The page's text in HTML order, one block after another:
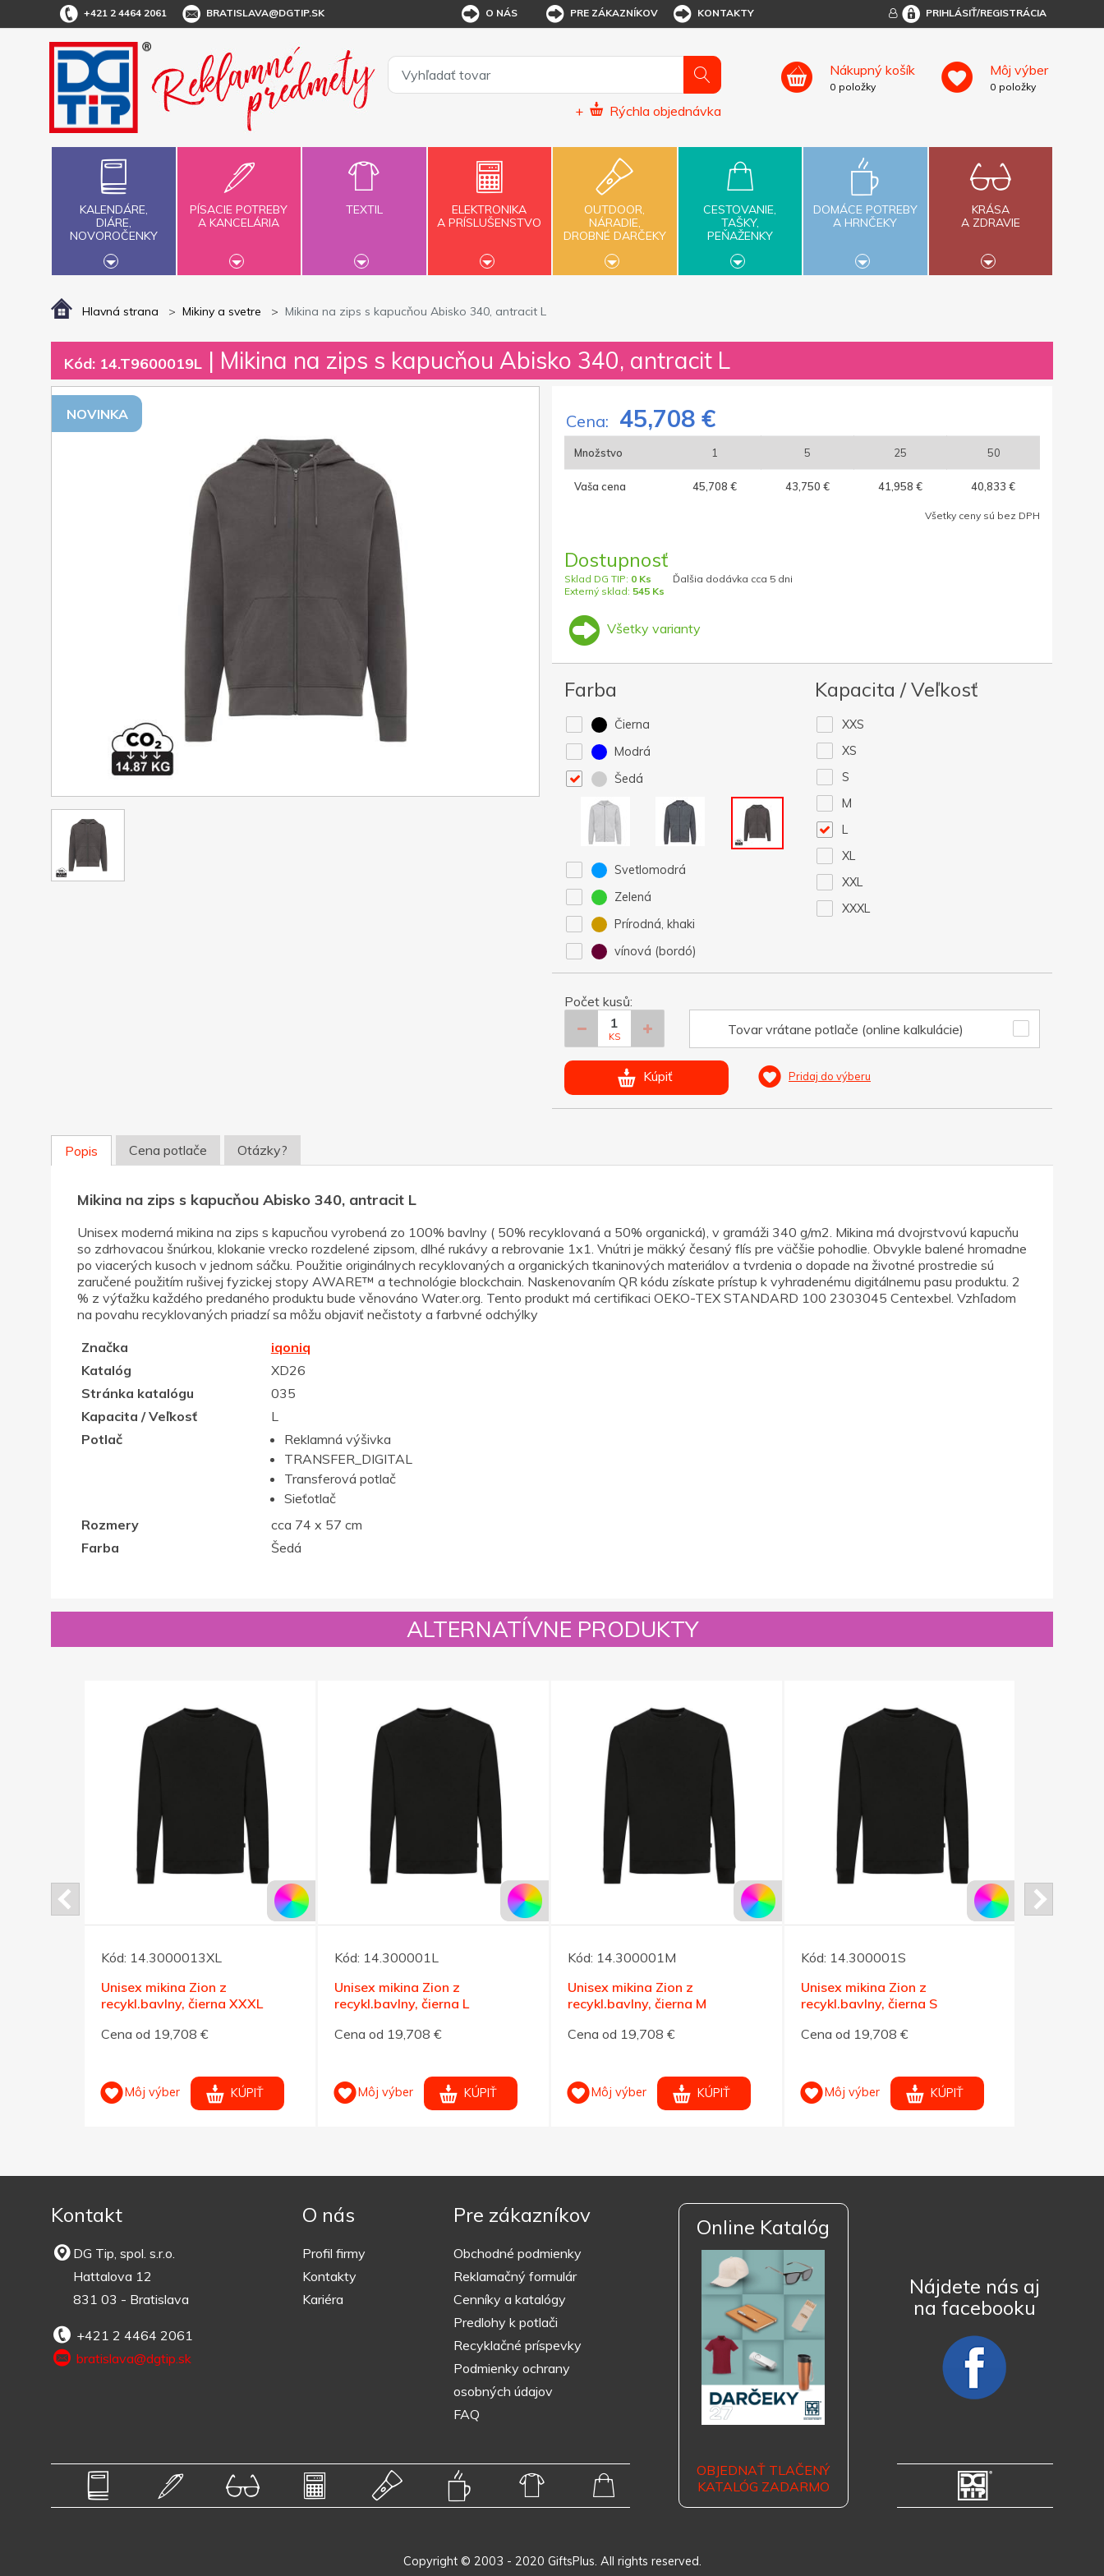
+421 2 4464 2061 BRATISLAVA@DGTIP.SK O NÁS PRE ZÁKAZNÍKOV KONTAKTY PRIHLÁSIŤ/REGISTRÁCIA
+ Rýchla objednávka
Nákupný košík
0 položky
Môj výber
0 položky
KALENDÁRE,
DIÁRE,
NOVOROČENKY
PÍSACIE POTREBY
A KANCELÁRIA
TEXTIL
ELEKTRONIKA
A PRÍSLUŠENSTVO
OUTDOOR,
NÁRADIE,
DROBNÉ DARČEKY
CESTOVANIE,
TAŠKY,
PEŇAŽENKY
DOMÁCE POTREBY
A HRNČEKY
KRÁSA
A ZDRAVIE
Hlavná strana Mikiny a svetre Mikina na zips s kapucňou Abisko 340, antracit L
Kód: 14.T9600019L | Mikina na zips s kapucňou Abisko 340, antracit L
NOVINKA Cena: 45,708 €
Množstvo 1 5 25 50
Vaša cena 45,708 € 43,750 € 41,958 € 40,833 €
Všetky ceny sú bez DPH
Dostupnosť
Sklad DG TIP: 0 Ks
Externý sklad: 545 Ks
Ďalšia dodávka cca 5 dni
Všetky varianty
Farba
Čierna
Modrá
Šedá
Svetlomodrá
Zelená
Prírodná, khaki
vínová (bordó)
Kapacita / Veľkosť
XXS
XS
S
M
L
XL
XXL
XXXL
Počet kusů:
KS Tovar vrátane potlače (online kalkulácie)
Kúpiť Pridaj do výberu
Popis Cena potlače Otázky?
Mikina na zips s kapucňou Abisko 340, antracit L
Unisex moderná mikina na zips s kapucňou vyrobená zo 100% bavlny ( 50% recyklovaná a 50% organická), v gramáži 340 g/m2. Mikina má dvojrstvovú kapucňu
so zdrhovacou šnúrkou, klokanie vrecko rozdelené zipsom, dlhé rukávy a rebrovanie 1x1. Vnútri je mäkký česaný flís pre väčšie pohodlie. Obvykle balené hromadne
po viacerých kusoch v jednom sáčku. Použitie originálnych recyklovaných a organických tkaninových materiálov a tvrdenia o dopade na životné prostredie sú
zaručené použitím rušivej fyzickej stopy AWARE™ a technológie blockchain. Naskenovaním QR kódu získate prístup k vyhradenému digitálnemu pasu produktu. 2
% z výťažku každého predaného produktu bude věnováno Water.org. Tento produkt má certifikaci OEKO-TEX STANDARD 100 2303045 Centexbel. Vzhľadom
na povahu recyklovaných priadzí sa môžu objaviť nečistoty a farbvné odchýlky
Značka
iqoniq
Katalóg
XD26
Stránka katalógu
035
Kapacita / Veľkosť
L
Potlač
Reklamná výšivka
TRANSFER_DIGITAL
Transferová potlač
Sieťotlač
Rozmery
cca 74 x 57 cm
Farba
Šedá
ALTERNATÍVNE PRODUKTY
Kód: 14.3000013XL
Unisex mikina Zion z
recykl.bavlny, čierna XXXL
Cena od 19,708 €
Môj výber KÚPIŤ
Kód: 14.300001L
Unisex mikina Zion z
recykl.bavlny, čierna L
Cena od 19,708 €
Môj výber KÚPIŤ
Kód: 14.300001M
Unisex mikina Zion z
recykl.bavlny, čierna M
Cena od 19,708 €
Môj výber KÚPIŤ
Kód: 14.300001S
Unisex mikina Zion z
recykl.bavlny, čierna S
Cena od 19,708 €
Môj výber KÚPIŤ
Kontakt
DG Tip, spol. s.r.o.
Hattalova 12
831 03 - Bratislava
+421 2 4464 2061
bratislava@dgtip.sk
O nás
Profil firmy
Kontakty
Kariéra
Pre zákazníkov
Obchodné podmienky
Reklamačný formulár
Cenníky a katalógy
Predlohy k potlači
Recyklačné príspevky
Podmienky ochrany
osobných údajov
FAQ
Online Katalóg
OBJEDNAŤ TLAČENÝ
KATALÓG ZADARMO
Nájdete nás aj
na facebooku
Copyright © 2003 - 2020 GiftsPlus. All rights reserved.